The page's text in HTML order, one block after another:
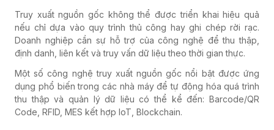
Truy xuất nguồn gốc không thể được triển khai hiệu quả
nếu chỉ dựa vào quy trình thủ công hay ghi chép rời rạc.
Doanh nghiệp cần sự hỗ trợ của công nghệ để thu thập,
định danh, liên kết và truy vấn dữ liệu theo thời gian thực.
Một số công nghệ truy xuất nguồn gốc nổi bật được ứng
dụng phổ biến trong các nhà máy để tự động hóa quá trình
thu thập và quản lý dữ liệu có thể kể đến: Barcode/QR
Code, RFID, MES kết hợp IoT, Blockchain.